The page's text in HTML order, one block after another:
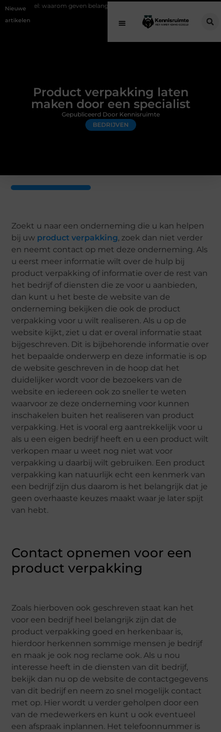
Nieuwe
artikelen
geven belangrijk is en hoe het werkt
Product verpakking laten
maken door een specialist
BEDRIJVEN
Gepubliceerd Door Kennisruimte
Zoekt u naar een onderneming die u kan helpen
bij uw product verpakking, zoek dan niet verder
en neemt contact op met deze onderneming. Als
u eerst meer informatie wilt over de hulp bij
product verpakking of informatie over de rest van
het bedrijf of diensten die ze voor u aanbieden,
dan kunt u het beste de website van de
onderneming bekijken die ook de product
verpakking voor u wilt realiseren. Als u op de
website kijkt, ziet u dat er overal informatie staat
bijgeschreven. Dit is bijbehorende informatie over
het bepaalde onderwerp en deze informatie is op
de website geschreven in de hoop dat het
duidelijker wordt voor de bezoekers van de
website en iedereen ook zo sneller te weten
waarvoor ze deze onderneming voor kunnen
inschakelen buiten het realiseren van product
verpakking. Het is vooral erg aantrekkelijk voor u
als u een eigen bedrijf heeft en u een product wilt
verkopen maar u weet nog niet wat voor
verpakking u daarbij wilt gebruiken. Een product
verpakking kan natuurlijk echt een kenmerk van
een bedrijf zijn dus daarom is het belangrijk dat je
geen overhaaste keuzes maakt waar je later spijt
van hebt.
Contact opnemen voor een
product verpakking
Zoals hierboven ook geschreven staat kan het
voor een bedrijf heel belangrijk zijn dat de
product verpakking goed en herkenbaar is,
hierdoor herkennen sommige mensen je bedrijf
en maak je ook nog reclame ook. Als u nou
interesse heeft in de diensten van dit bedrijf,
bekijk dan nu op de website de contactgegevens
van dit bedrijf en neem zo snel mogelijk contact
met op. Hier wordt u verder geholpen door een
van de medewerkers en kunt u ook eventueel
een afspraak inplannen. Het telefoonnummer is